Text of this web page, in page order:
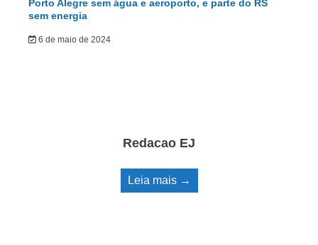
Porto Alegre sem água e aeroporto, e parte do RS
sem energia
6 de maio de 2024
Redacao EJ
Leia mais →